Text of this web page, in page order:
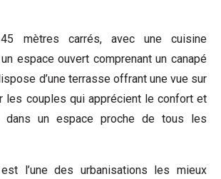
mètres carrés, avec une cuisine
espace ouvert comprenant un canapé
d’une terrasse offrant une vue sur
les couples qui apprécient le confort et
dans un espace proche de tous les
l’une des urbanisations les mieux